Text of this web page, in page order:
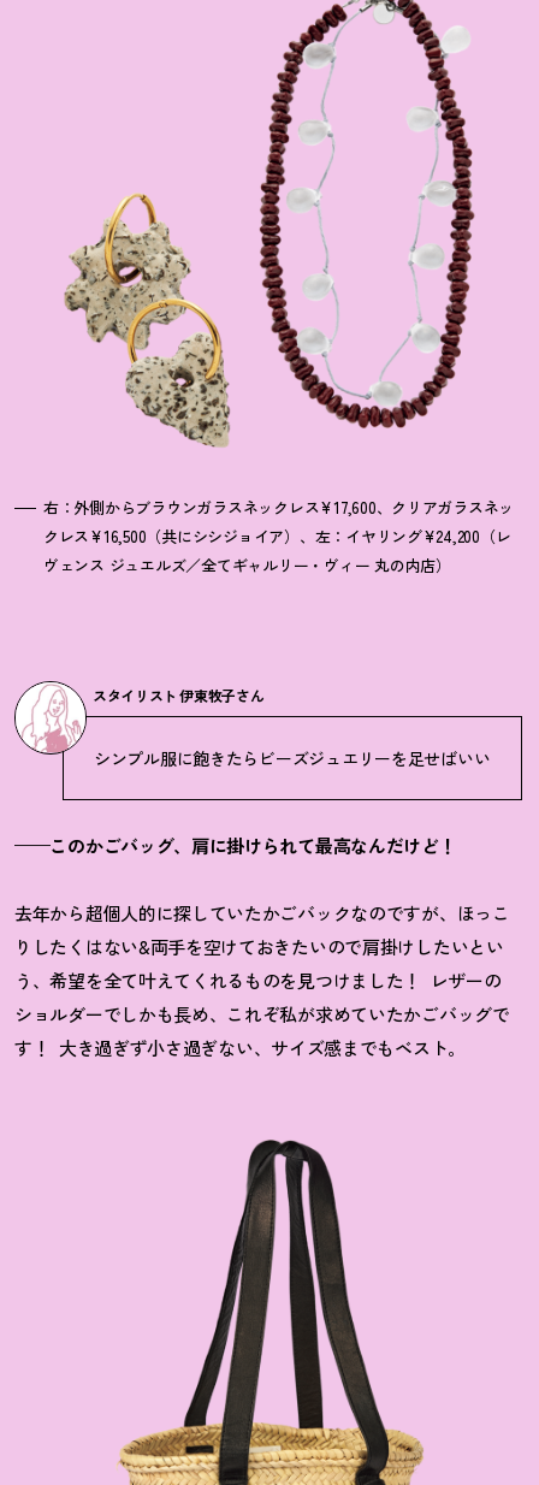
右：外側からブラウンガラスネックレス¥17,600、クリアガラスネッ
クレス¥16,500（共にシシジョイア）、左：イヤリング¥24,200（レ
ヴェンス ジュエルズ／全てギャルリー・ヴィー 丸の内店）
スタイリスト 伊東牧子さん
シンプル服に飽きたらビーズジュエリーを足せばいい
——このかごバッグ、肩に掛けられて最高なんだけど！
去年から超個人的に探していたかごバックなのですが、ほっこ
りしたくはない&両手を空けておきたいので肩掛けしたいとい
う、希望を全て叶えてくれるものを見つけました！
レザーの
ショルダーでしかも長め、これぞ私が求めていたかごバッグで
す！
大き過ぎず小さ過ぎない、サイズ感までもベスト。